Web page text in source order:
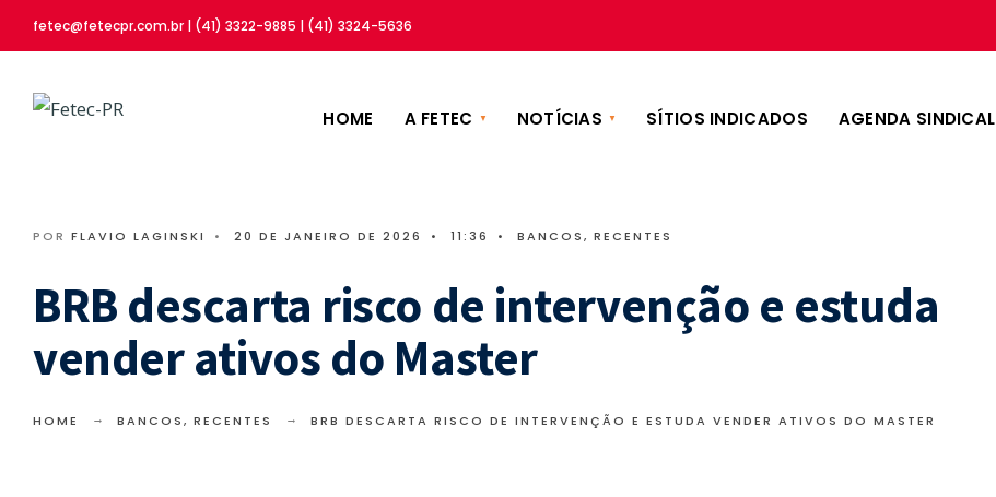
fetec@fetecpr.com.br | (41) 3322-9885 | (41) 3324-5636
HOME A FETEC NOTÍCIAS SÍTIOS INDICADOS AGENDA SINDICAL
POR FLAVIO LAGINSKI • 20 DE JANEIRO DE 2026 • 11:36 • BANCOS, RECENTES
BRB descarta risco de intervenção e estuda
vender ativos do Master
HOME BANCOS, RECENTES BRB DESCARTA RISCO DE INTERVENÇÃO E ESTUDA VENDER ATIVOS DO MASTER